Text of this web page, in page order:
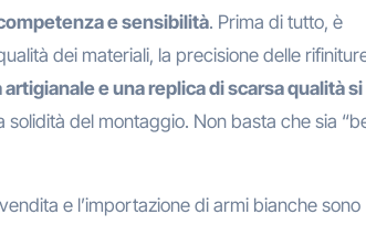
e sensibilità. Prima di tutto, è
dei materiali, la precisione delle
e una replica di scarsa qualità si
del montaggio. Non basta che sia
e l’importazione di armi bianche sono